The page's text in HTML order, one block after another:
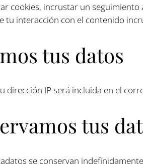
cookies, incrustar un
interacción con el contenido
tus datos
dirección IP será incluida en el
tus
se conservan